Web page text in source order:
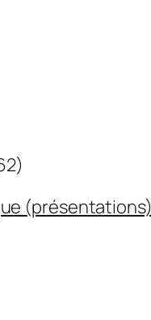
(présentations)